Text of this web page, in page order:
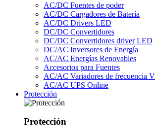
AC/DC Fuentes de poder
AC/DC Cargadores de Batería
AC/DC Drivers LED
DC/DC Convertidores
DC/DC Convertidores driver LED
DC/AC Inversores de Energía
AC/AC Energías Renovables
Accesorios para Fuentes
AC/AC Variadores de frecuencia
AC/AC UPS Online
Protección
Protección